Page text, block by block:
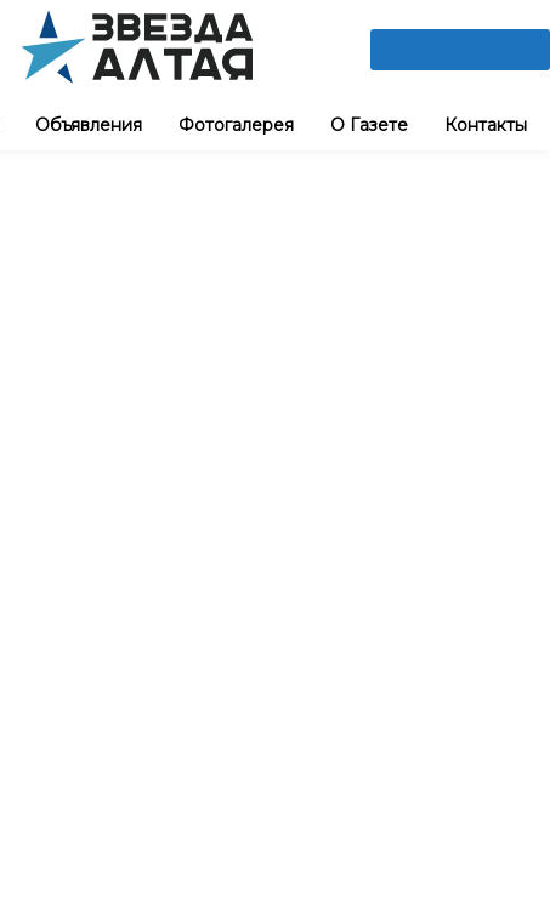
Объявления Фотогалерея О Газете Контакты